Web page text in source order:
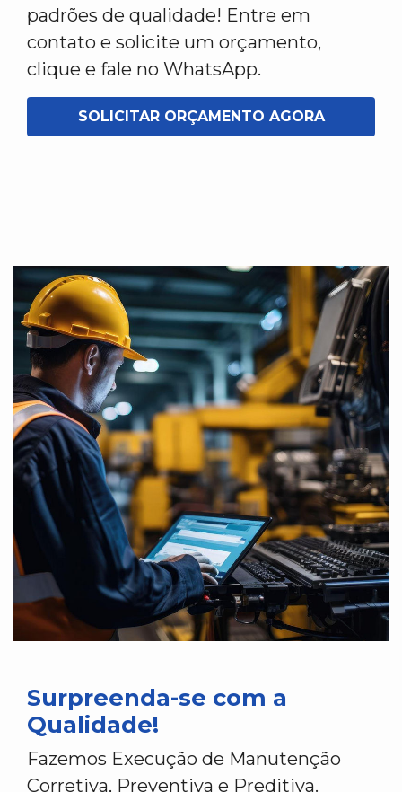
padrões de qualidade! Entre em
contato e solicite um orçamento,
clique e fale no WhatsApp.
SOLICITAR ORÇAMENTO AGORA
Surpreenda-se com a
Qualidade!
Fazemos Execução de Manutenção
Corretiva, Preventiva e Preditiva.